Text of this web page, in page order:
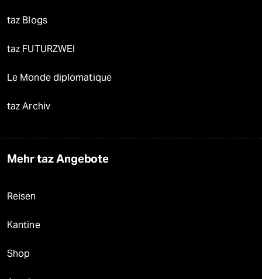
taz Blogs
taz FUTURZWEI
Le Monde diplomatique
taz Archiv
Mehr taz Angebote
Reisen
Kantine
Shop